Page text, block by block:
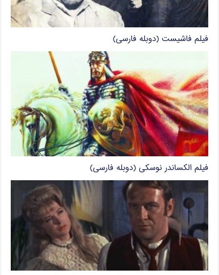
فیلم فاشیست (دوبله فارسی)
فیلم الکساندر نوسکی (دوبله فارسی)